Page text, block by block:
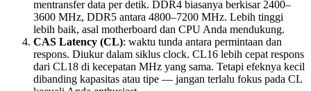
mentransfer data per detik. DDR4 biasanya berkisar 2400–
3600 MHz, DDR5 antara 4800–7200 MHz. Lebih tinggi
lebih baik, asal motherboard dan CPU Anda mendukung.
CAS Latency (CL): waktu tunda antara permintaan dan
respons. Diukur dalam siklus clock. CL16 lebih cepat respons
dari CL18 di kecepatan MHz yang sama. Tetapi efeknya kecil
dibanding kapasitas atau tipe — jangan terlalu fokus pada CL